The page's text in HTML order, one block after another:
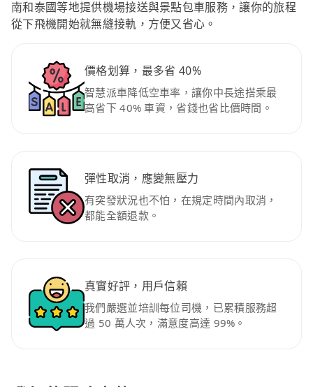
南和泰國等地提供機場接送與景點包車服務，讓你的旅程
從下飛機開始就無縫接軌，方便又省心。
價格划算，最多省 40%
智慧派車降低空車率，讓你中長途搭乘最
高省下 40% 車資，省錢也省比價時間。
彈性取消，應變無壓力
有突發狀況也不怕，在規定時間內取消，
都能全額退款。
真實好評，用戶信賴
我們嚴選並培訓每位司機，已累積服務超
過 50 萬人次，滿意度高達 99%。